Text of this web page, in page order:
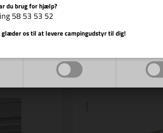
DKK
Bestillingsvare
du brug for hjælp?
58 53 53 52
glæder os til at levere campingudstyr til dig!